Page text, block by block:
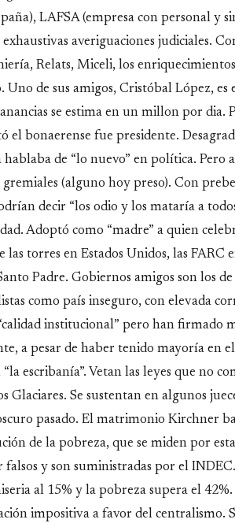
LAFSA (empresa con personal y
averiguaciones judiciales.
Relats, Miceli, los
Uno de sus amigos, Cristóbal López, es
se estima en un millon por dia.
el bonaerense fue presidente.
de “lo nuevo” en política. Pero
(alguno hoy preso). Con
decir “los odio y los mataría a
Adoptó como “madre” a quien
las torres en Estados Unidos, las
Padre. Gobiernos amigos son los
como país inseguro, con elevada
institucional” pero han firmado
a pesar de haber tenido mayoría en
escribanía”. Vetan las leyes que no
Glaciares. Se sustentan en algunos
pasado. El matrimonio Kirchner
de la pobreza, que se miden por
y son suministradas por el
al 15% y la pobreza supera el
impositiva a favor del centralismo.